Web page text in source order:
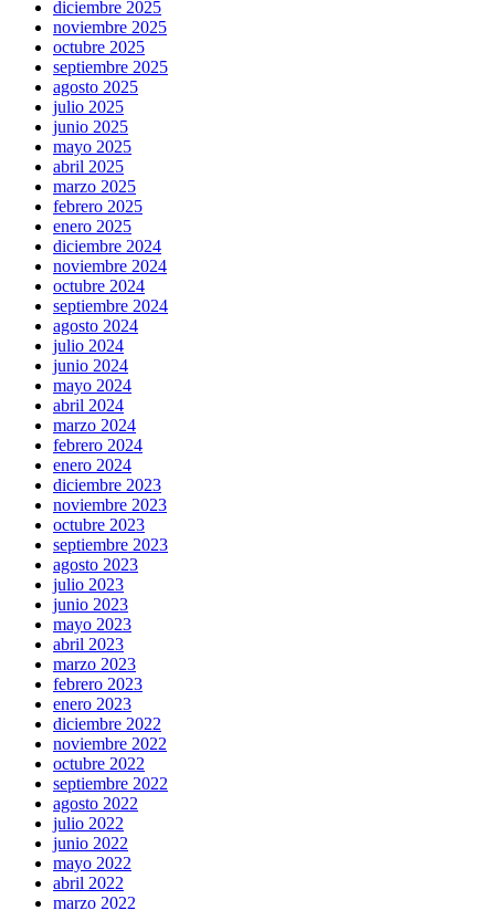
diciembre 2025
noviembre 2025
octubre 2025
septiembre 2025
agosto 2025
julio 2025
junio 2025
mayo 2025
abril 2025
marzo 2025
febrero 2025
enero 2025
diciembre 2024
noviembre 2024
octubre 2024
septiembre 2024
agosto 2024
julio 2024
junio 2024
mayo 2024
abril 2024
marzo 2024
febrero 2024
enero 2024
diciembre 2023
noviembre 2023
octubre 2023
septiembre 2023
agosto 2023
julio 2023
junio 2023
mayo 2023
abril 2023
marzo 2023
febrero 2023
enero 2023
diciembre 2022
noviembre 2022
octubre 2022
septiembre 2022
agosto 2022
julio 2022
junio 2022
mayo 2022
abril 2022
marzo 2022